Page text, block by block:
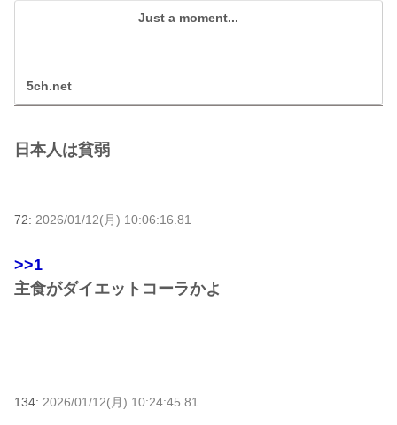
Just a moment...
5ch.net
日本人は貧弱
72: 2026/01/12(月) 10:06:16.81
>>1
主食がダイエットコーラかよ
134: 2026/01/12(月) 10:24:45.81